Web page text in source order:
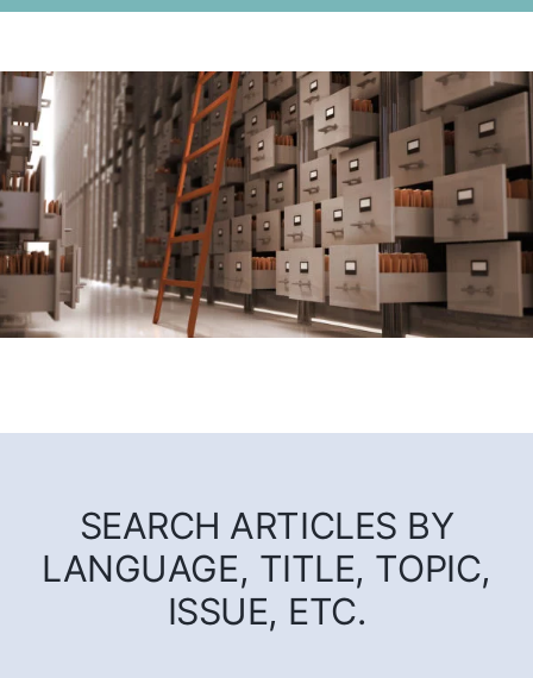
SEARCH ARTICLES BY
LANGUAGE, TITLE, TOPIC,
ISSUE, ETC.